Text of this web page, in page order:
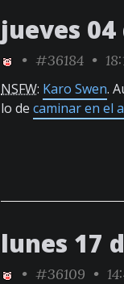
jueves
• #36184 •
NSFW: Karo Swen.
lo de caminar en el
lunes 17
• #36109 •